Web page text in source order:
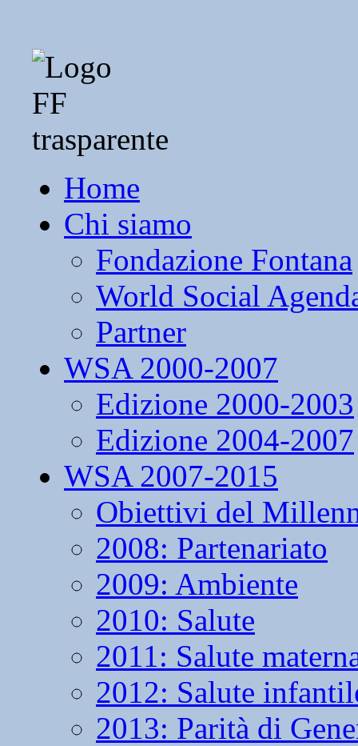
Home
Chi siamo
Fondazione Fontana
World Social
Partner
WSA 2000-2007
Edizione 2000-2003
Edizione 2004-2007
WSA 2007-2015
Obiettivi del
2008: Partenariato
2009: Ambiente
2010: Salute
2011: Salute
2012: Salute
2013: Parità di